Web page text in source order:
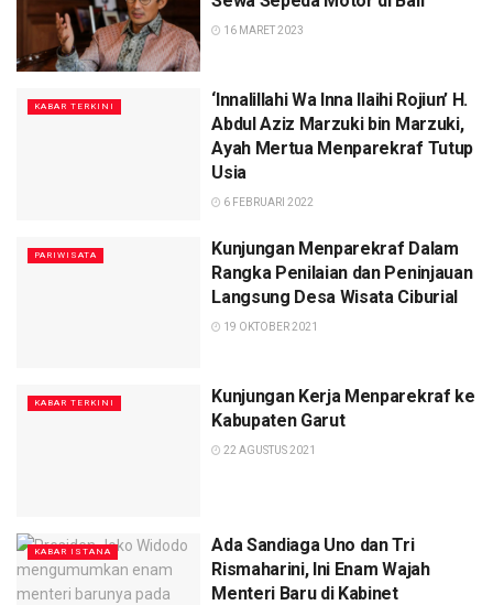
16 MARET 2023
KABAR TERKINI
‘Innalillahi Wa Inna Ilaihi Rojiun’ H.
Abdul Aziz Marzuki bin Marzuki,
Ayah Mertua Menparekraf Tutup
Usia
6 FEBRUARI 2022
PARIWISATA
Kunjungan Menparekraf Dalam
Rangka Penilaian dan Peninjauan
Langsung Desa Wisata Ciburial
19 OKTOBER 2021
KABAR TERKINI
Kunjungan Kerja Menparekraf ke
Kabupaten Garut
22 AGUSTUS 2021
KABAR ISTANA
Ada Sandiaga Uno dan Tri
Rismaharini, Ini Enam Wajah
Menteri Baru di Kabinet